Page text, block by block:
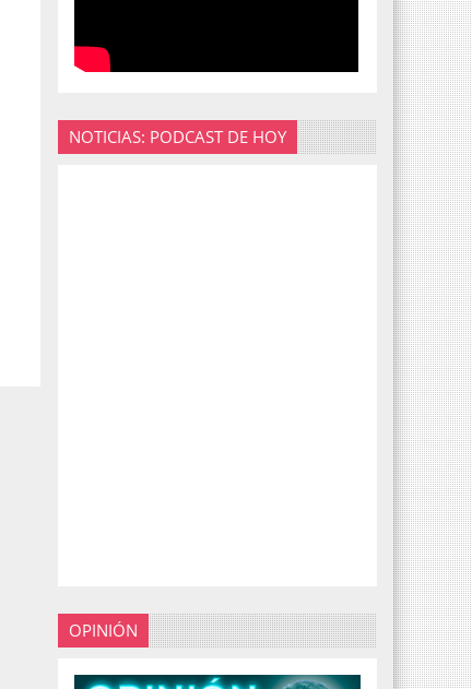
NOTICIAS: PODCAST DE HOY
OPINIÓN